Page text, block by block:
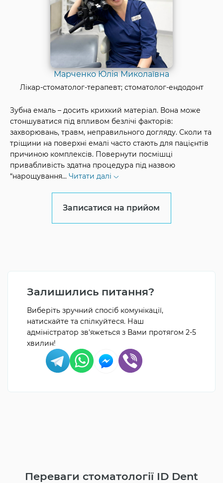
Марченко Юлія Миколаївна
Лікар-стоматолог-терапевт; стоматолог-ендодонт
Зубна емаль – досить крихкий матеріал. Вона може
стоншуватися під впливом безлічі факторів:
захворювань, травм, неправильного догляду. Сколи та
тріщини на поверхні емалі часто стають для пацієнтів
причиною комплексів. Повернути посмішці
привабливість здатна процедура під назвою
“нарощування... Читати далі
Записатися на прийом
Залишились питання?
Виберіть зручний спосіб комунікації,
натискайте та спілкуйтеся. Наш
адміністратор зв'яжеться з Вами протягом 2-5
хвилин!
Переваги стоматології ID Dent